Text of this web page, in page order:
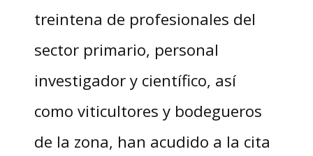
treintena de profesionales del
sector primario, personal
investigador y científico, así
como viticultores y bodegueros
de la zona, han acudido a la cita